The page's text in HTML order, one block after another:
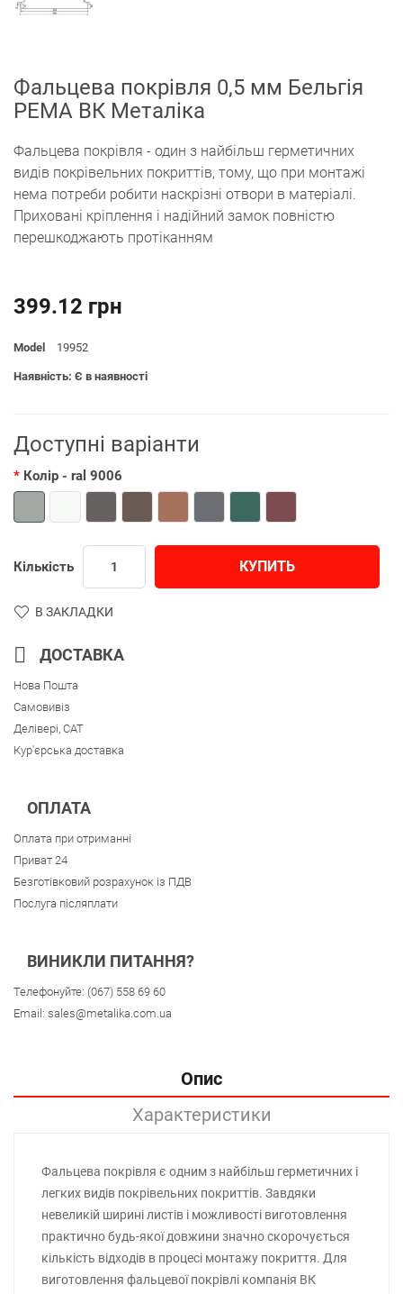
Фальцева покрівля 0,5 мм Бельгія
PEMA ВК Металіка
Фальцева покрівля - один з найбільш герметичних
видів покрівельних покриттів, тому, що при монтажі
нема потреби робити наскрізні отвори в матеріалі.
Приховані кріплення і надійний замок повністю
перешкоджають протіканням
399.12 грн
Model 19952
Наявність: Є в наявності
Доступні варіанти
Колір - ral 9006
Кількість КУПИТЬ
В ЗАКЛАДКИ
ДОСТАВКА
Нова Пошта
Самовивіз
Делівері, CAT
Кур'єрська доставка
ОПЛАТА
Оплата при отриманні
Приват 24
Безготівковий розрахунок із ПДВ
Послуга післяплати
ВИНИКЛИ ПИТАННЯ?
Телефонуйте: (067) 558 69 60
Email: sales@metalika.com.ua
Опис
Характеристики
Фальцева покрівля є одним з найбільш герметичних і
легких видів покрівельних покриттів. Завдяки
невеликій ширині листів і можливості виготовлення
практично будь-якої довжини значно скорочується
кількість відходів в процесі монтажу покриття. Для
виготовлення фальцевої покрівлі компанія ВК